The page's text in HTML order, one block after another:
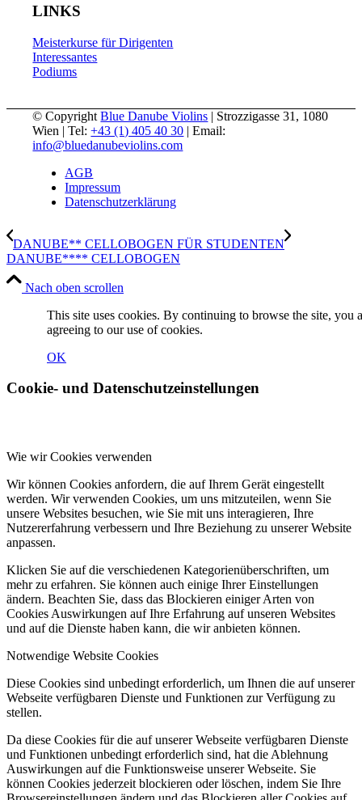
LINKS
Meisterkurse für Dirigenten
Interessantes
Podiums
© CopyrightBlue Danube Violins | Strozzigasse 31, 1080
Wien | Tel:+43 (1) 405 40 30 | Email:
info@bluedanubeviolins.com
AGB
Impressum
Datenschutzerklärung
DANUBE** CELLOBOGEN FÜR STUDENTEN
DANUBE**** CELLOBOGEN
Nach oben scrollen
This site uses cookies. By continuing to browse the site, you
agreeing to our use of cookies.
OK
Cookie- und Datenschutzeinstellungen
Wie wir Cookies verwenden
Wir können Cookies anfordern, die auf Ihrem Gerät eingestellt
werden. Wir verwenden Cookies, um uns mitzuteilen, wenn Sie
unsere Websites besuchen, wie Sie mit uns interagieren, Ihre
Nutzererfahrung verbessern und Ihre Beziehung zu unserer Website
anpassen.
Klicken Sie auf die verschiedenen Kategorienüberschriften, um
mehr zu erfahren. Sie können auch einige Ihrer Einstellungen
ändern. Beachten Sie, dass das Blockieren einiger Arten von
Cookies Auswirkungen auf Ihre Erfahrung auf unseren Websites
und auf die Dienste haben kann, die wir anbieten können.
Notwendige Website Cookies
Diese Cookies sind unbedingt erforderlich, um Ihnen die auf unserer
Webseite verfügbaren Dienste und Funktionen zur Verfügung zu
stellen.
Da diese Cookies für die auf unserer Webseite verfügbaren Dienste
und Funktionen unbedingt erforderlich sind, hat die Ablehnung
Auswirkungen auf die Funktionsweise unserer Webseite. Sie
können Cookies jederzeit blockieren oder löschen, indem Sie Ihre